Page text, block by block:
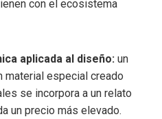
con el ecosistema
aplicada al diseño: un
material especial creado
se incorpora a un relato
un precio más elevado.